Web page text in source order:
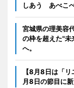
しあう あべこ
宮城県の理美容
の枠を超えた"未
へ。
【8月8日は「
月8日の節目に